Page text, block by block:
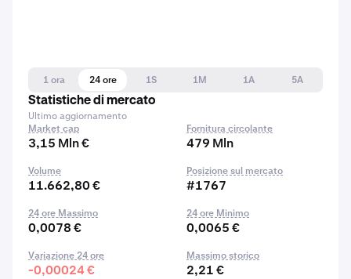
1 ora 24 ore 1S 1M 1A
5A
Statistiche di mercato
Ultimo aggiornamento
Market cap
3,15 Mln €
Fornitura circolante
479 Mln
Volume
11.662,80 €
Posizione sul mercato
#1767
24 ore Massimo
0,0078 €
24 ore Minimo
0,0065 €
Variazione 24 ore
-0,00024 €
Massimo storico
2,21 €